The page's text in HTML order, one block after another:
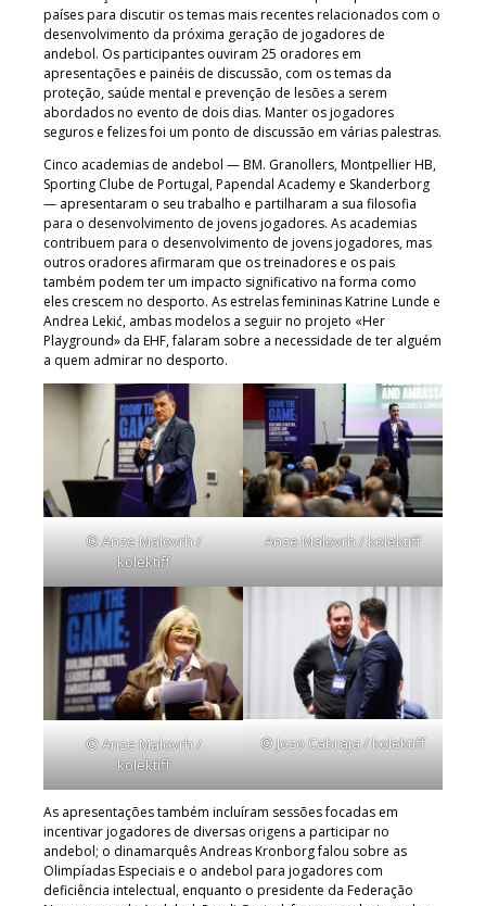
países para discutir os temas mais recentes relacionados com o
desenvolvimento da próxima geração de jogadores de
andebol. Os participantes ouviram 25 oradores em
apresentações e painéis de discussão, com os temas da
proteção, saúde mental e prevenção de lesões a serem
abordados no evento de dois dias. Manter os jogadores
seguros e felizes foi um ponto de discussão em várias palestras.
Cinco academias de andebol — BM. Granollers, Montpellier HB,
Sporting Clube de Portugal, Papendal Academy e Skanderborg
— apresentaram o seu trabalho e partilharam a sua filosofia
para o desenvolvimento de jovens jogadores. As academias
contribuem para o desenvolvimento de jovens jogadores, mas
outros oradores afirmaram que os treinadores e os pais
também podem ter um impacto significativo na forma como
eles crescem no desporto. As estrelas femininas Katrine Lunde e
Andrea Lekić, ambas modelos a seguir no projeto «Her
Playground» da EHF, falaram sobre a necessidade de ter alguém
a quem admirar no desporto.
© Anze Malovrh /
kolektiff
Anze Malovrh / kolektiff
© Anze Malovrh /
kolektiff
© Jozo Cabraja / kolektiff
As apresentações também incluíram sessões focadas em
incentivar jogadores de diversas origens a participar no
andebol; o dinamarquês Andreas Kronborg falou sobre as
Olimpíadas Especiais e o andebol para jogadores com
deficiência intelectual, enquanto o presidente da Federação